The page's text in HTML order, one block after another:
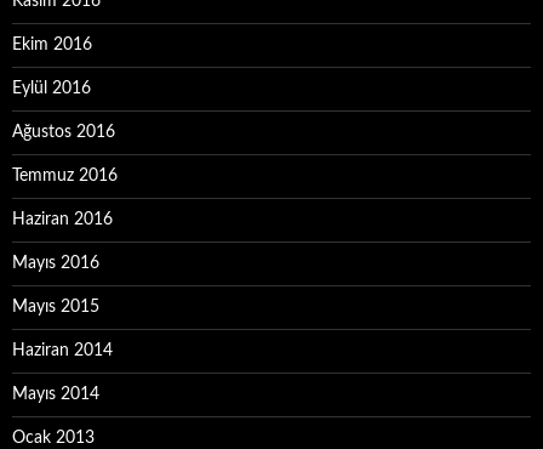
Ekim 2016
Eylül 2016
Ağustos 2016
Temmuz 2016
Haziran 2016
Mayıs 2016
Mayıs 2015
Haziran 2014
Mayıs 2014
Ocak 2013